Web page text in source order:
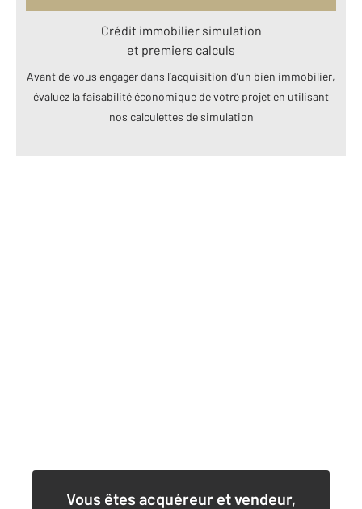
Crédit immobilier simulation
et premiers calculs
Avant de vous engager dans l’acquisition d’un bien immobilier,
évaluez la faisabilité économique de votre projet en utilisant
nos calculettes de simulation
Vous êtes acquéreur et vendeur,